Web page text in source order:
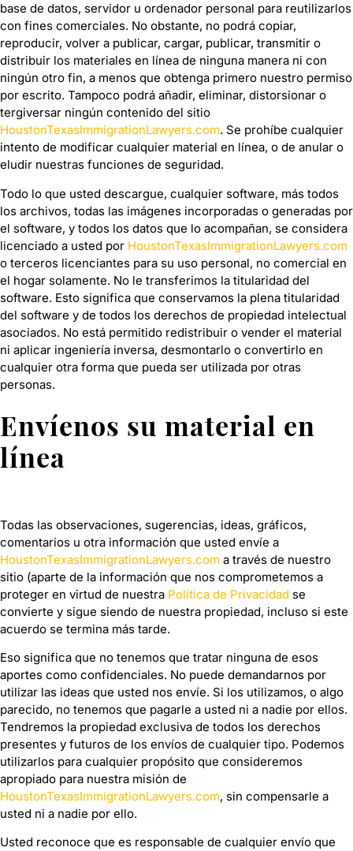
base de datos, servidor u ordenador personal para reutilizarlos
con fines comerciales. No obstante, no podrá copiar,
reproducir, volver a publicar, cargar, publicar, transmitir o
distribuir los materiales en línea de ninguna manera ni con
ningún otro fin, a menos que obtenga primero nuestro permiso
por escrito. Tampoco podrá añadir, eliminar, distorsionar o
tergiversar ningún contenido del sitio
HoustonTexasImmigrationLawyers.com. Se prohíbe cualquier
intento de modificar cualquier material en línea, o de anular o
eludir nuestras funciones de seguridad.
Todo lo que usted descargue, cualquier software, más todos
los archivos, todas las imágenes incorporadas o generadas por
el software, y todos los datos que lo acompañan, se considera
licenciado a usted por HoustonTexasImmigrationLawyers.com
o terceros licenciantes para su uso personal, no comercial en
el hogar solamente. No le transferimos la titularidad del
software. Esto significa que conservamos la plena titularidad
del software y de todos los derechos de propiedad intelectual
asociados. No está permitido redistribuir o vender el material
ni aplicar ingeniería inversa, desmontarlo o convertirlo en
cualquier otra forma que pueda ser utilizada por otras
personas.
Envíenos su material en
línea
Todas las observaciones, sugerencias, ideas, gráficos,
comentarios u otra información que usted envíe a
HoustonTexasImmigrationLawyers.com a través de nuestro
sitio (aparte de la información que nos comprometemos a
proteger en virtud de nuestra Política de Privacidad se
convierte y sigue siendo de nuestra propiedad, incluso si este
acuerdo se termina más tarde.
Eso significa que no tenemos que tratar ninguna de esos
aportes como confidenciales. No puede demandarnos por
utilizar las ideas que usted nos envíe. Si los utilizamos, o algo
parecido, no tenemos que pagarle a usted ni a nadie por ellos.
Tendremos la propiedad exclusiva de todos los derechos
presentes y futuros de los envíos de cualquier tipo. Podemos
utilizarlos para cualquier propósito que consideremos
apropiado para nuestra misión de
HoustonTexasImmigrationLawyers.com, sin compensarle a
usted ni a nadie por ello.
Usted reconoce que es responsable de cualquier envío que